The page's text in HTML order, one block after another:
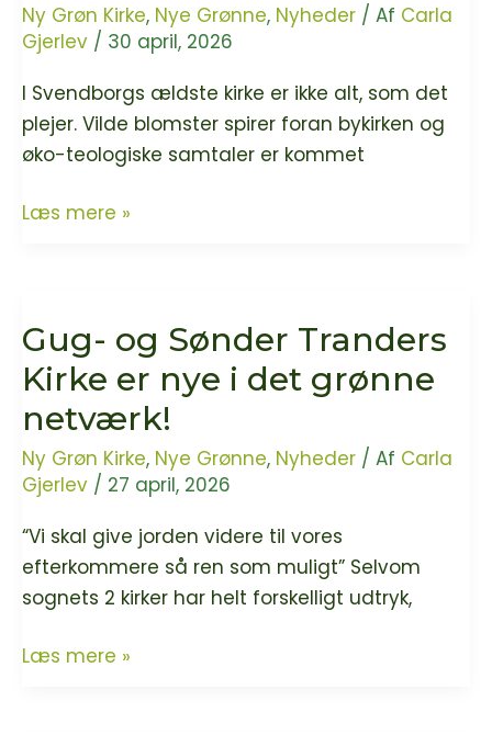
spejling
af
i
den
materielle
verdens
om
opstandelse
og
sommerfuglelarver
Ny Grøn Kirke, Nye Grønne, Nyheder / Af Carla
Gjerlev / 30 april, 2026
I Svendborgs ældste kirke er ikke alt, som det
plejer. Vilde blomster spirer foran bykirken og
øko-teologiske samtaler er kommet
Sct.
Svendborg
er
ny
Grøn
Kirke
Læs mere »
Gug- og Sønder Tranders
Kirke er nye i det grønne
netværk!
Ny Grøn Kirke, Nye Grønne, Nyheder / Af Carla
Gjerlev / 27 april, 2026
“Vi skal give jorden videre til vores
efterkommere så ren som muligt” Selvom
sognets 2 kirker har helt forskelligt udtryk,
Gug-
Læs mere »